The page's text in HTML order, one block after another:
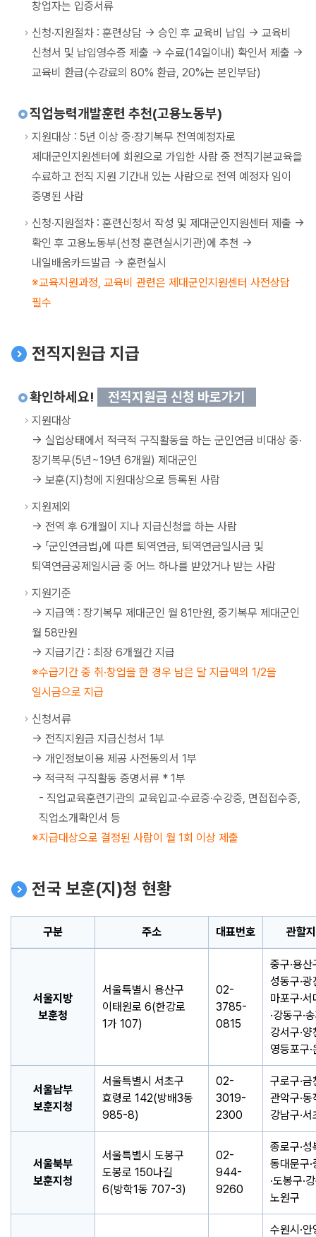
창업자는 입증서류
신청·지원절차 : 훈련상담 -> 승인 후 교육비 납입 -> 교육비
신청서 및 납입영수증 제출 -> 수료(14일이내) 확인서 제출 ->
교육비 환급(수강료의 80% 환급, 20%는 본인부담)
직업능력개발훈련 추천(고용노동부)
지원대상 : 5년 이상 중·장기복무 전역예정자로
제대군인지원센터에 회원으로 가입한 사람 중 전직기본교육을
수료하고 전직 지원 기간내 있는 사람으로 전역 예정자 임이
증명된 사람
신청·지원절차 : 훈련신청서 작성 및 제대군인지원센터 제출 ->
확인 후 고용노동부(선정 훈련실시기관)에 추천 ->
내일배움카드발급 -> 훈련실시
교육지원과정, 교육비 관련은 제대군인지원센터 사전상담
필수
전직지원급 지급
확인하세요! 전직지원금 신청 바로가기
지원대상
-> 실업상태에서 적극적 구직활동을 하는 군인연금 비대상 중·
장기복무(5년~19년 6개월) 제대군인
-> 보훈(지)청에 지원대상으로 등록된 사람
지원제외
-> 전역 후 6개월이 지나 지급신청을 하는 사람
-> 「군인연금법」에 따른 퇴역연금, 퇴역연금일시금 및
퇴역연금공제일시금 중 어느 하나를 받았거나 받는 사람
지원기준
-> 지급액 : 장기복무 제대군인 월 81만원, 중기복무 제대군인
월 58만원
-> 지급기간 : 최장 6개월간 지급
수급기간 중 취·창업을 한 경우 남은 달 지급액의 1/2을
일시금으로 지급
신청서류
-> 전직지원금 지급신청서 1부
-> 개인정보이용 제공 사전동의서 1부
-> 적극적 구직활동 증명서류 * 1부
- 직업교육훈련기관의 교육입교·수료증·수강증, 면접접수증,
직업소개확인서 등
지급대상으로 결정된 사람이 월 1회 이상 제출
전국 보훈(지)청 현황
구분 주소 대표번호 관할
서울지방
보훈청
서울특별시 용산구
이태원로 6(한강로
1가 107)
02-
3785-
0815
중구·용산
성동구·광
마포구·
·강동구·
강서구·양
영등포구
서울남부
보훈지청
서울특별시 서초구
효령로 142(방배3동
985-8)
02-
3019-
2300
구로구·금
관악구·동
강남구·서
서울북부
보훈지청
서울특별시 도봉구
도봉로 150나길
6(방학1동 707-3)
02-
944-
9260
종로구·성
동대문구
·도봉구·
노원구
수원시·안